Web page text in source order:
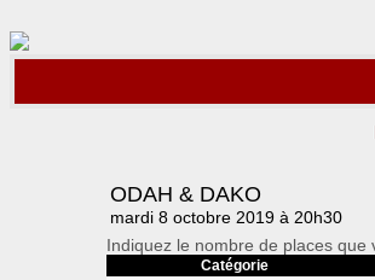
ODAH & DAKO
mardi 8 octobre 2019 à 20h30
Indiquez le nombre de places que
Catégorie